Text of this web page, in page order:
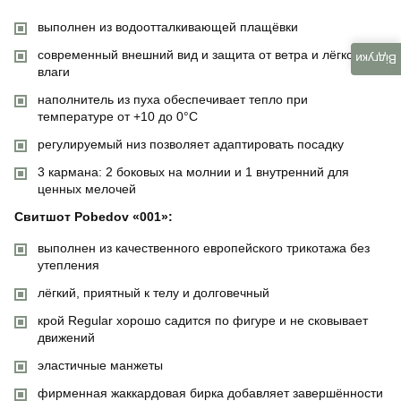
выполнен из водоотталкивающей плащёвки
современный внешний вид и защита от ветра и лёгкой
влаги
наполнитель из пуха обеспечивает тепло при
температуре от +10 до 0°C
регулируемый низ позволяет адаптировать посадку
3 кармана: 2 боковых на молнии и 1 внутренний для
ценных мелочей
Свитшот Pobedov «001»:
выполнен из качественного европейского трикотажа без
утепления
лёгкий, приятный к телу и долговечный
крой Regular хорошо садится по фигуре и не сковывает
движений
эластичные манжеты
фирменная жаккардовая бирка добавляет завершённости
Відгуки